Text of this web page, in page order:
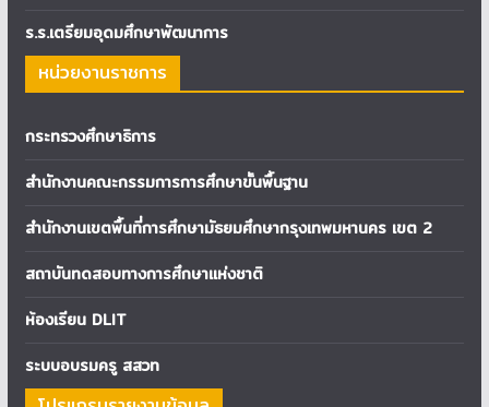
ร.ร.เตรียมอุดมศึกษาพัฒนาการ
หน่วยงานราชการ
กระทรวงศึกษาธิการ
สำนักงานคณะกรรมการการศึกษาขั้นพื้นฐาน
สำนักงานเขตพื้นที่การศึกษามัธยมศึกษากรุงเทพมหานคร เขต 2
สถาบันทดสอบทางการศึกษาแห่งชาติ
ห้องเรียน DLIT
ระบบอบรมครู สสวท